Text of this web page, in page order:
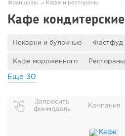
Франшизы → Кафе и рестораны
Кафе кондитерские
Пекарни и булочные Фастфуд
Кафе мороженного Рестораны
Еще 30
Запросить
финмодель
Компания